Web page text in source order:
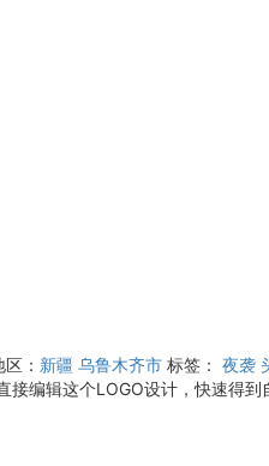
： 新疆 乌鲁木齐市 标签： 夜袭
编辑这个LOGO设计，快速得